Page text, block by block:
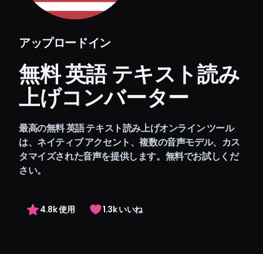
AIツール
料金
サインイン
アップロードイン
無料 英語 テキスト読み
上げコンバーター
最高の無料 英語 テキスト読み上げオンライン ツール
は、ネイティブ アクセント、複数の音声モデル、カス
タマイズされた音声を提供します。無料でお試しくだ
さい。
4.8k 使用 1.3k いいね